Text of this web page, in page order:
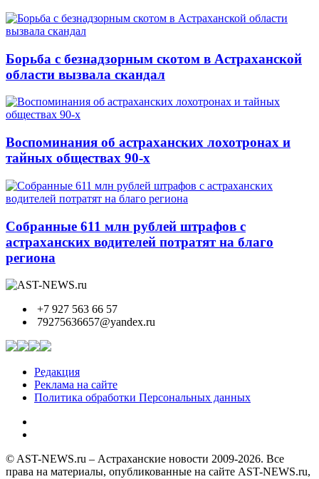
Борьба с безнадзорным скотом в Астраханской
области вызвала скандал
Воспоминания об астраханских лохотронах и
тайных обществах 90-х
Собранные 611 млн рублей штрафов с
астраханских водителей потратят на благо
региона
+7 927 563 66 57
79275636657@yandex.ru
Редакция
Реклама на сайте
Политика обработки Персональных данных
© AST-NEWS.ru – Астраханские новости 2009-2026. Все
права на материалы, опубликованные на сайте AST-NEWS.ru,